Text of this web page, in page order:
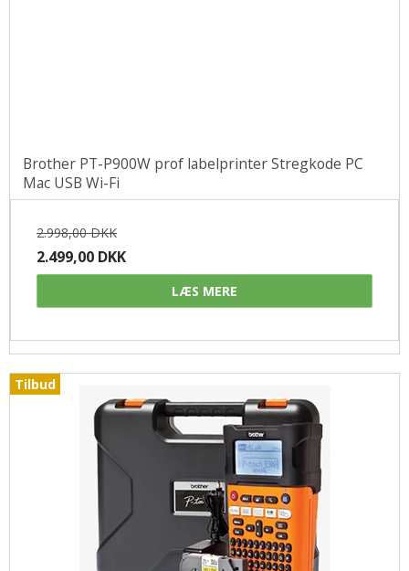
Brother PT-P900W prof labelprinter Stregkode PC
Mac USB Wi-Fi
2.998,00 DKK
2.499,00 DKK
LÆS MERE
Tilbud